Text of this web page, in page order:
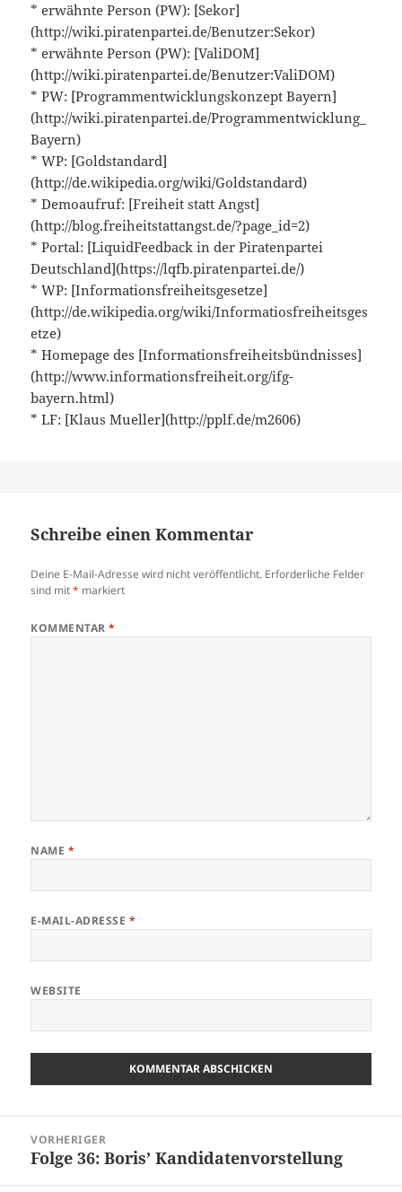
* erwähnte Person (PW): [Sekor]
(http://wiki.piratenpartei.de/Benutzer:Sekor)
* erwähnte Person (PW): [ValiDOM]
(http://wiki.piratenpartei.de/Benutzer:ValiDOM)
* PW: [Programmentwicklungskonzept Bayern]
(http://wiki.piratenpartei.de/Programmentwicklung_
Bayern)
* WP: [Goldstandard]
(http://de.wikipedia.org/wiki/Goldstandard)
* Demoaufruf: [Freiheit statt Angst]
(http://blog.freiheitstattangst.de/?page_id=2)
* Portal: [LiquidFeedback in der Piratenpartei
Deutschland](https://lqfb.piratenpartei.de/)
* WP: [Informationsfreiheitsgesetze]
(http://de.wikipedia.org/wiki/Informatiosfreiheitsges
etze)
* Homepage des [Informationsfreiheitsbündnisses]
(http://www.informationsfreiheit.org/ifg-
bayern.html)
* LF: [Klaus Mueller](http://pplf.de/m2606)
Schreibe einen Kommentar
Deine E-Mail-Adresse wird nicht veröffentlicht. Erforderliche Felder
sind mit* markiert
KOMMENTAR*
NAME *
E-MAIL-ADRESSE *
WEBSITE
VORHERIGER
Vorheriger
Folge 36: Boris’ Kandidatenvorstellung